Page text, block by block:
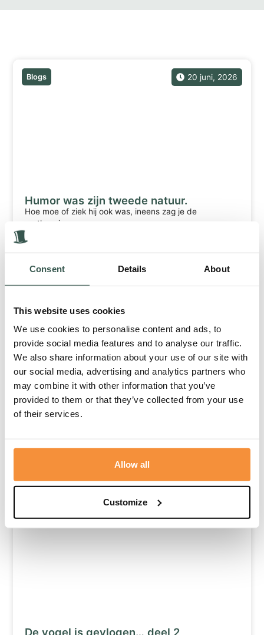
Consent Details About
This website uses cookies
We use cookies to personalise content and ads, to
provide social media features and to analyse our traffic.
We also share information about your use of our site with
our social media, advertising and analytics partners who
may combine it with other information that you’ve
provided to them or that they’ve collected from your use
of their services.
Allow all
Customize
20 juni, 2026
Blogs
Humor was zijn tweede natuur.
Hoe moe of ziek hij ook was, ineens zag je de
pretlampjes...
Lees meer
De camera stopte ineens met draaien …
De vogel is gevlogen… deel 2